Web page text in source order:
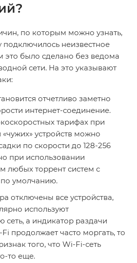
по которым можно узнать,
подключилось неизвестное
это было сделано без ведома
сети. На это указывают
отчетливо заметно
интернет-соединение.
тарифах при
устройств можно
по скорости до 128-256
при использовании
любых торрент систем с
умолчанию.
отключены все устройства,
используют
сеть, а индикатор раздачи
продолжает часто моргать, то
того, что Wi-Fi-сеть
то еще.